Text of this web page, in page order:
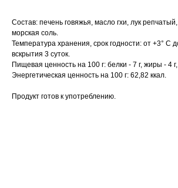
Состав: печень говяжья, масло гхи, лук
морская соль.
Температура хранения, срок годности: от +3° С
вскрытия 3 суток.
Пищевая ценность на 100 г: белки - 7 г, жиры - 4 г,
Энергетическая ценность на 100 г: 62,82 ккал.
Продукт готов к употреблению.